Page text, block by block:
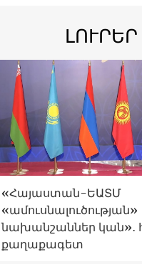
ԼՈՒՐԵՐ
«Հայաստան-ԵԱՏՄ
«ամուսնալուծության»
նախանշաններ կան»․
քաղաքագետ